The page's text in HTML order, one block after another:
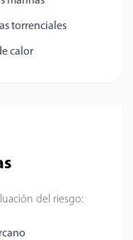
torrenciales
calor
del riesgo: